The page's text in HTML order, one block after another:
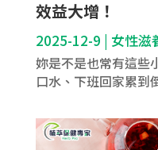
效益大增！
2025-12-9 | 女性滋
妳是不是也常有這些
口水、下班回家累到